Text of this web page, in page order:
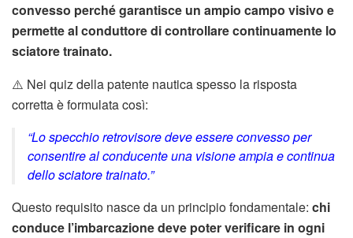
convesso perché garantisce un ampio campo visivo e
permette al conduttore di controllare continuamente lo
sciatore trainato.
⚠️ Nei quiz della patente nautica spesso la risposta
corretta è formulata così:
“Lo specchio retrovisore deve essere convesso per
consentire al conducente una visione ampia e continua
dello sciatore trainato.”
Questo requisito nasce da un principio fondamentale: chi
conduce l’imbarcazione deve poter verificare in ogni